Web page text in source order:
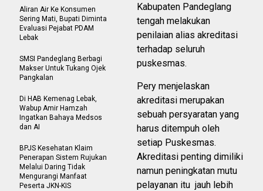
Kabupaten Pandeglang
tengah melakukan
penilaian alias akreditasi
terhadap seluruh
puskesmas.
Pery menjelaskan
akreditasi merupakan
sebuah persyaratan yang
harus ditempuh oleh
setiap Puskesmas.
Akreditasi penting dimiliki
namun peningkatan mutu
pelayanan itu jauh lebih
Aliran Air Ke Konsumen
Sering Mati, Bupati Diminta
Evaluasi Pejabat PDAM
Lebak
SMSI Pandeglang Berbagi
Makser Untuk Tukang Ojek
Pangkalan
Di HAB Kemenag Lebak,
Wabup Amir Hamzah
Ingatkan Bahaya Medsos
dan AI
BPJS Kesehatan Klaim
Penerapan Sistem Rujukan
Melalui Daring Tidak
Mengurangi Manfaat
Peserta JKN-KIS